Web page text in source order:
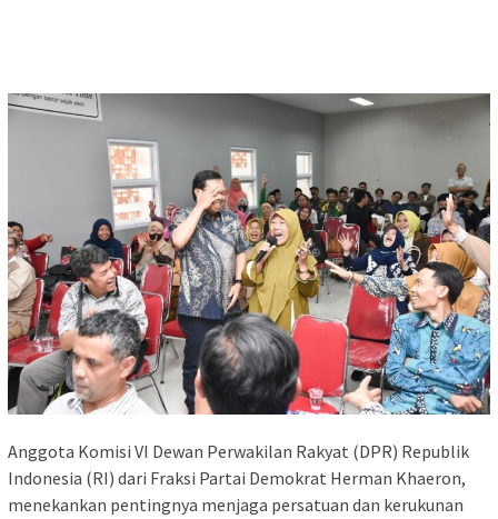
Anggota Komisi VI Dewan Perwakilan Rakyat (DPR) Republik
Indonesia (RI) dari Fraksi Partai Demokrat Herman Khaeron,
menekankan pentingnya menjaga persatuan dan kerukunan